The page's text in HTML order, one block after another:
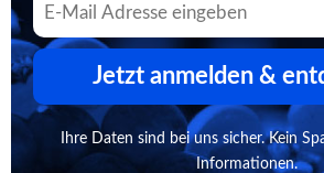
Jetzt anmelden &
Ihre Daten sind bei uns sicher. Kein
Informationen.